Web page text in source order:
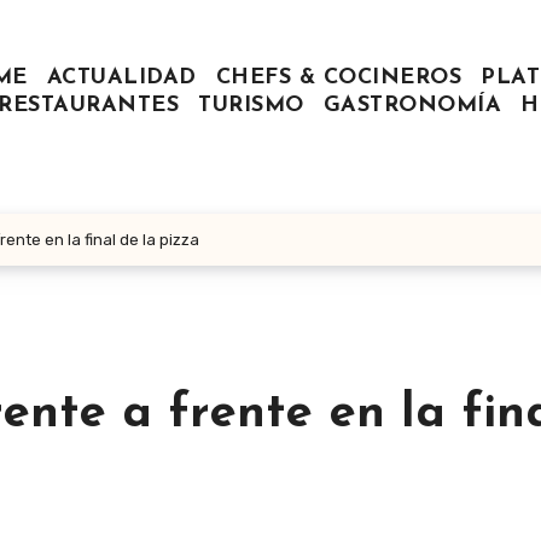
ACTUALIDAD CHEFS & COCINEROS
RESTAURANTES
TURISMO GASTRONOMÍA
en la final de la pizza
a frente en la